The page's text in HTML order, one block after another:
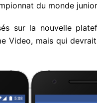
du monde
sur la nouvelle
Video, mais qui